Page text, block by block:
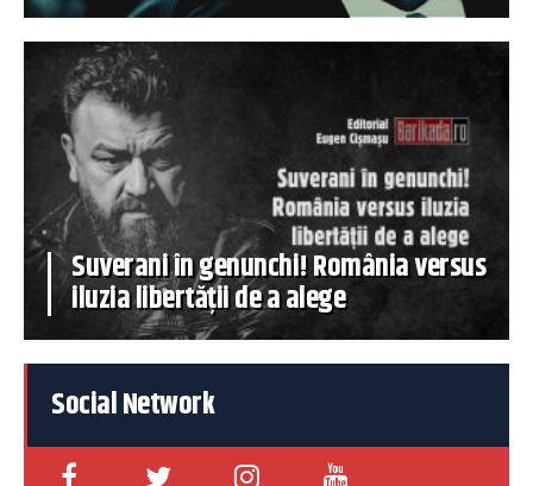
Suverani în genunchi! România versus
iluzia libertății de a alege
Social Network